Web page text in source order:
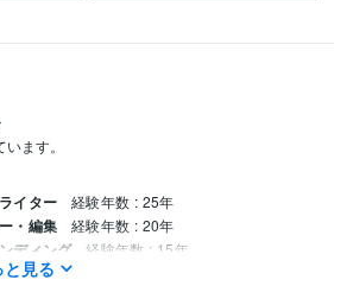
ます。
イター 経験年数 : 25年
・編集 経験年数 : 20年
ディング 経験年数 : 15年
ロセスコンサルタント
見る